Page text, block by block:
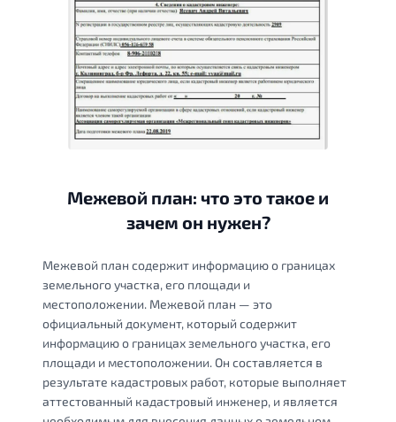
Межевой план: что это такое и
зачем он нужен?
Межевой план содержит информацию о границах
земельного участка, его площади и
местоположении. Межевой план — это
официальный документ, который содержит
информацию о границах земельного участка, его
площади и местоположении. Он составляется в
результате кадастровых работ, которые выполняет
аттестованный кадастровый инженер, и является